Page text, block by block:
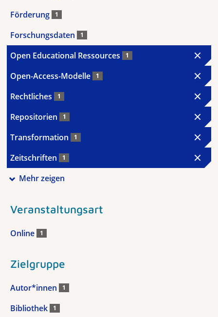
Förderung 1
Forschungsdaten 1
Open Educational Ressources 1
Open-Access-Modelle 1
Rechtliches 1
Repositorien 1
Transformation 1
Zeitschriften 1
Mehr zeigen
Veranstaltungsart
Online 1
Zielgruppe
Autor*innen 1
Bibliothek 1